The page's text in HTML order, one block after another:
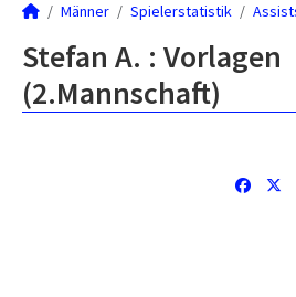
Männer Spielerstatistik
Stefan A. : Vorlagen
(2.Mannschaft)